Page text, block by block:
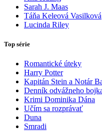
Sarah J. Maas
Táňa Keleová Vasilková
Lucinda Riley
Top série
Romantické úteky
Harry Potter
Kapitán Stein a Notár
Denník odvážneho
Krimi Dominika Dána
Učím sa rozprávať
Duna
Smradi